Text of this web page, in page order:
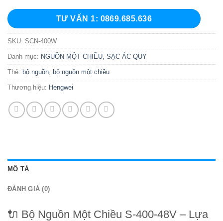
TƯ VẤN 1: 0869.685.636
SKU: SCN-400W
Danh mục: NGUỒN MỘT CHIỀU, SẠC ẮC QUY
Thẻ: bộ nguồn bộ nguồn một chiều
Thương hiệu: Hengwei
MÔ TẢ
ĐÁNH GIÁ (0)
🔌 Bộ Nguồn Một Chiều S-400-48V – Lựa